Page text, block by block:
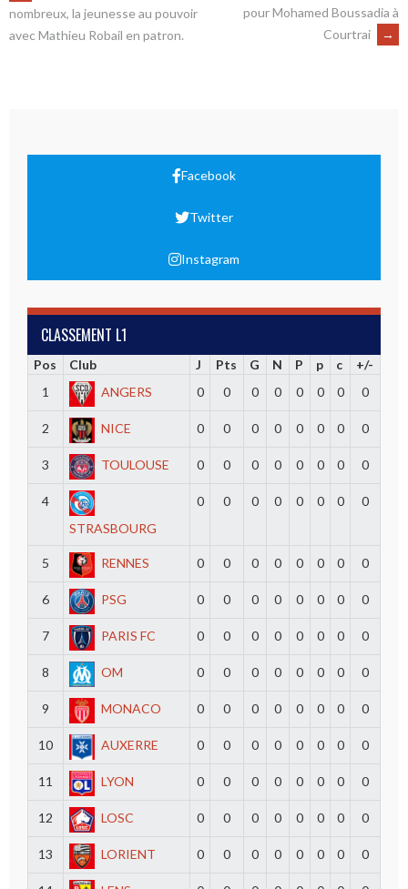
nombreux, la jeunesse au pouvoir
avec Mathieu Robail en patron.
pour Mohamed Boussadia à
Courtrai
→
Facebook
Twitter
Instagram
CLASSEMENT L1
Pos Club J Pts G N P p c
+/-
1
ANGERS 0 0 0 0 0 0 0 0
2 NICE 0 0 0 0 0 0 0 0
3 TOULOUSE 0 0 0 0 0 0 0 0
4
STRASBOURG
0 0 0 0 0 0 0 0
5 RENNES 0 0 0 0 0 0 0 0
6 PSG 0 0 0 0 0 0 0 0
7 PARIS FC 0 0 0 0 0 0 0 0
8 OM 0 0 0 0 0 0 0 0
9 MONACO 0 0 0 0 0 0 0 0
10 AUXERRE 0 0 0 0 0 0 0 0
11 LYON 0 0 0 0 0 0 0 0
12 LOSC 0 0 0 0 0 0 0 0
13 LORIENT 0 0 0 0 0 0 0 0